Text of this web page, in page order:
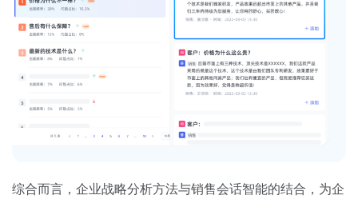
综合而言，企业战略分析方法与销售会话智能的结合，为企